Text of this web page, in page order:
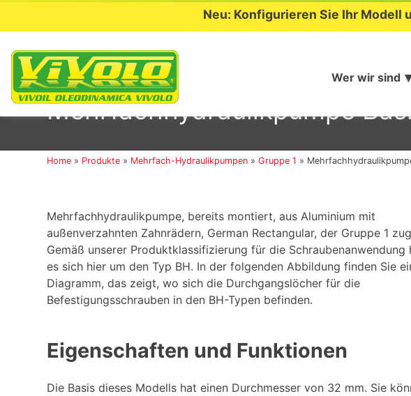
Skip
content
Neu: Konfigurieren Sie Ihr Modell
Wer wir sind
Mehrfachhydraulikpumpe
Home » Produkte » Mehrfach-Hydraulikpumpen »Gruppe 1 »
Mehrfachhydraulikpumpe, bereits montiert, aus Aluminium mit
außenverzahnten Zahnrädern, German Rectangular, der Gruppe 1
Gemäß unserer Produktklassifizierung für die Schraubenanwendung
es sich hier um den Typ BH. In der folgenden Abbildung finden Sie
Diagramm, das zeigt, wo sich die Durchgangslöcher für die
Befestigungsschrauben in den BH-Typen befinden.
Eigenschaften und Funktionen
Die Basis dieses Modells hat einen Durchmesser von 32 mm. Sie